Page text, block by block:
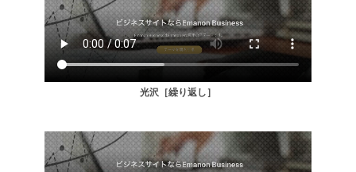
光沢［繰り返し］